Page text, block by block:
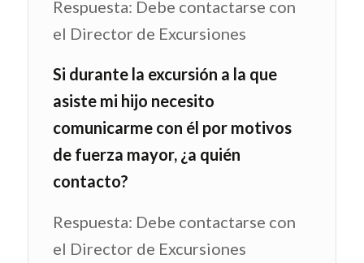
Respuesta: Debe contactarse con
el Director de Excursiones
Si durante la excursión a la que
asiste mi hijo necesito
comunicarme con él por motivos
de fuerza mayor, ¿a quién
contacto?
Respuesta: Debe contactarse con
el Director de Excursiones